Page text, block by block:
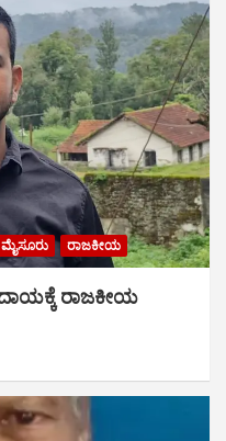
ಮೈಸೂರು ರಾಜಕೀಯ
ರಾಜಕೀಯ